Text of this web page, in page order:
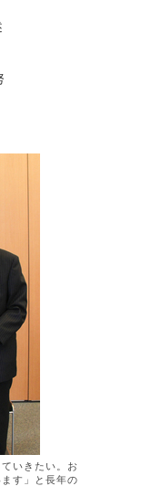
いきたい。お
す」と長年の